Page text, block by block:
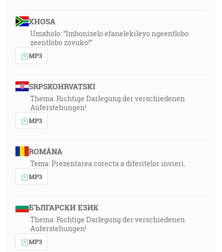
XHOSA
Umxholo: “Imboniselo efanelekileyo ngeentlobo
zeentlobo zovuko!”
MP3
SRPSKOHRVATSKI
Thema: Richtige Darlegung der verschiedenen
Auferstehungen!
MP3
ROMÂNA
Tema: Prezentarea corecta a diferitelor invieri.
MP3
БЪЛГАРСКИ ЕЗИК
Thema: Richtige Darlegung der verschiedenen
Auferstehungen!
MP3